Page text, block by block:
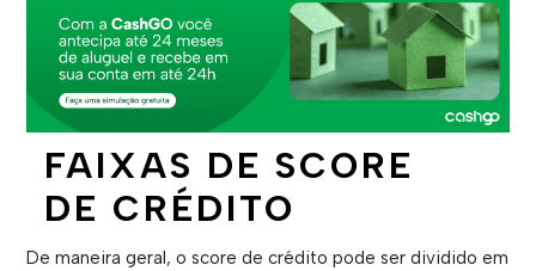
FAIXAS DE SCORE
DE CRÉDITO
De maneira geral, o score de crédito pode ser dividido em